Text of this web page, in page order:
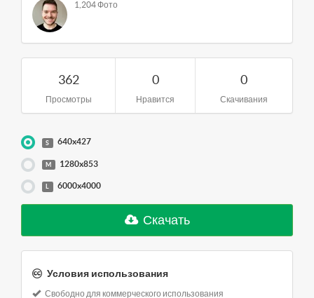
1,204 Фото
362
Просмотры
0
Нравится
0
Скачивания
S 640x427
M 1280x853
L 6000x4000
Скачать
Условия использования
Свободно для коммерческого использования